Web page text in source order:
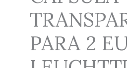
PARA 2
50,00 €.
26
Ø
MM